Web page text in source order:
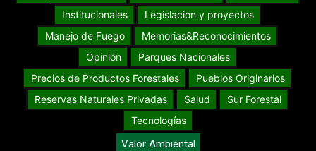
Institucionales
Legislación y proyectos
Manejo de Fuego
Memorias&Reconocimientos
Opinión
Parques Nacionales
Precios de Productos Forestales
Pueblos Originarios
Reservas Naturales Privadas
Salud
Sur Forestal
Tecnologías
Valor Ambiental